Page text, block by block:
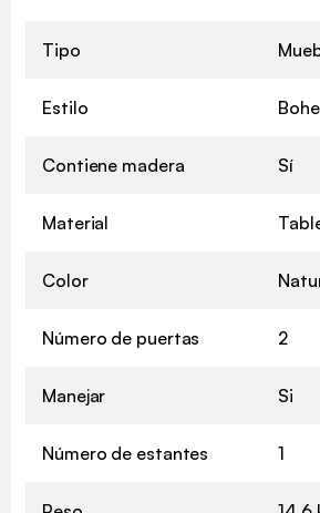
Tipo
Estilo
Contiene madera Sí
Material
Color
Número de puertas 2
Manejar Si
Número de estantes 1